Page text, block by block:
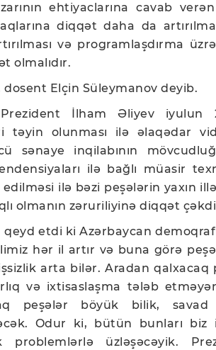
ehtiyaclarına cavab
diqqət daha da
və programlaşdırma
olmalıdır.
Elçin Süleymanov deyib.
İlham Əliyev iyulun
təyin olunması ilə əlaqədar
sənaye inqilabının
ilə bağlı müasir
edilməsi ilə bəzi peşələrin yaxın
olmanın zəruriliyinə diqqət
etdi ki Azərbaycan
hər il artır və buna görə
arta bilər. Aradan qalxacaq
və ixtisaslaşma tələb
peşələr böyük bilik,
Odur ki, bütün bunları biz
problemlərlə üzləşəcəyik.